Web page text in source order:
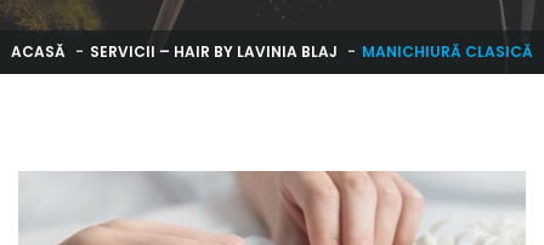
ACASĂ SERVICII – HAIR BY LAVINIA BLAJ MANICHIURĂ CLASICĂ